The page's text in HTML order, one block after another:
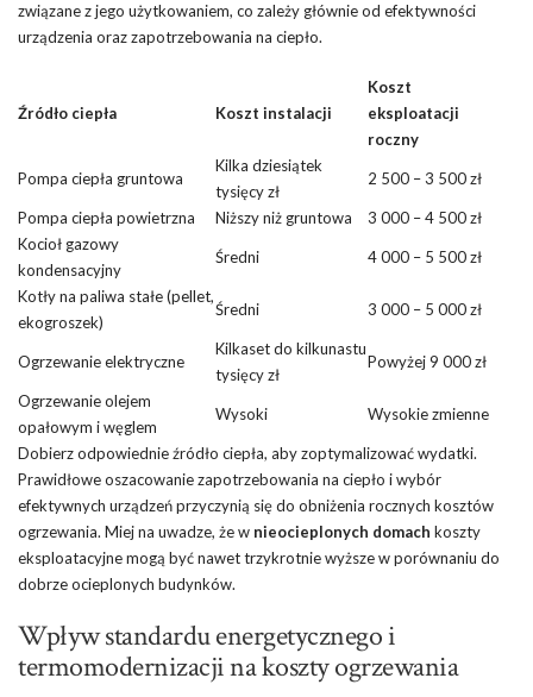
związane z jego użytkowaniem, co zależy głównie od efektywności
urządzenia oraz zapotrzebowania na ciepło.
Źródło ciepła Koszt instalacji
Koszt
eksploatacji
roczny
Pompa ciepła gruntowa
Kilka dziesiątek
tysięcy zł
2 500 – 3 500 zł
Pompa ciepła powietrzna Niższy niż gruntowa
3 000 – 4 500 zł
Kocioł gazowy
kondensacyjny
Średni 4 000 – 5 500 zł
Kotły na paliwa stałe (pellet,
ekogroszek)
Średni 3 000 – 5 000 zł
Ogrzewanie elektryczne
Kilkaset do kilkunastu
tysięcy zł
Powyżej 9 000 zł
Ogrzewanie olejem
opałowym i węglem
Wysoki Wysokie zmienne
Dobierz odpowiednie źródło ciepła, aby zoptymalizować wydatki.
Prawidłowe oszacowanie zapotrzebowania na ciepło i wybór
efektywnych urządzeń przyczynią się do obniżenia rocznych kosztów
ogrzewania. Miej na uwadze, że w nieocieplonych domach koszty
eksploatacyjne mogą być nawet trzykrotnie wyższe w porównaniu do
dobrze ocieplonych budynków.
Wpływ standardu energetycznego i
termomodernizacji na koszty ogrzewania